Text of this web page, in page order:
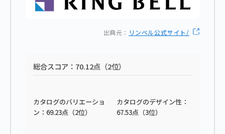
出典元： リンベル公式サイト/
総合スコア：70.12点（2位）
カタログのバリエーショ
ン：69.23点（2位）
カタログのデザイン性：
67.53点（3位）